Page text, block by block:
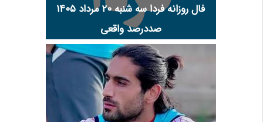
فال روزانه فردا سه شنبه ۲۰ مرداد ۱۴۰۵
صددرصد واقعی